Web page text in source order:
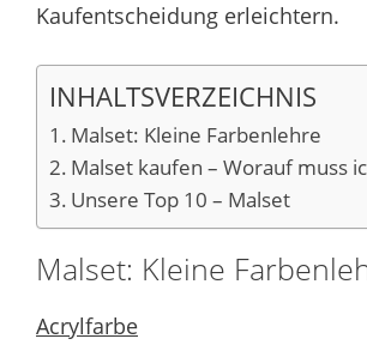
Kaufentscheidung erleichtern.
INHALTSVERZEICHNIS
Malset: Kleine Farbenlehre
Malset kaufen – Worauf muss
Unsere Top 10 – Malset
Malset: Kleine
Acrylfarbe